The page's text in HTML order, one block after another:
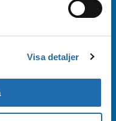
Visa detaljer